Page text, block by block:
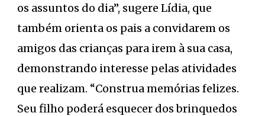
os assuntos do dia”, sugere Lídia, que
também orienta os pais a convidarem os
amigos das crianças para irem à sua casa,
demonstrando interesse pelas atividades
que realizam. “Construa memórias felizes.
Seu filho poderá esquecer dos brinquedos